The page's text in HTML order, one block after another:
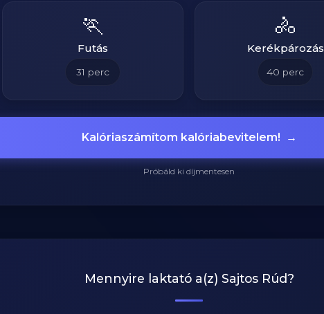
🏃
Futás
31 perc
🚴
Kerékpározás
40 perc
Kalóriaszámítom kalóriabevitelem! →
Próbáld ki díjmentesen
Mennyire laktató a(z) Sajtos Rúd?